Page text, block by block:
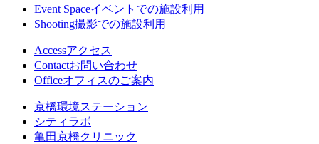
Event Spaceイベントでの施設利用
Shooting撮影での施設利用
Accessアクセス
Contactお問い合わせ
Officeオフィスのご案内
京橋環境ステーション
シティラボ
亀田京橋クリニック